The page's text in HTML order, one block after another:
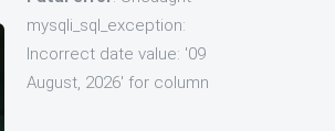
mysqli_sql_exception:
Incorrect date value: '09
August, 2026' for column